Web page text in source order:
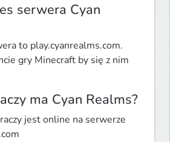
serwera Cyan
to play.cyanrealms.com.
gry Minecraft by się z nim
ma Cyan Realms?
jest online na serwerze